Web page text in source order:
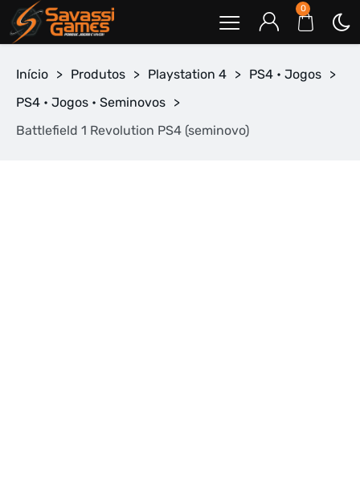
0
Início > Produtos > Playstation 4 > PS4 • Jogos >
PS4 • Jogos • Seminovos >
Battlefield 1 Revolution PS4 (seminovo)